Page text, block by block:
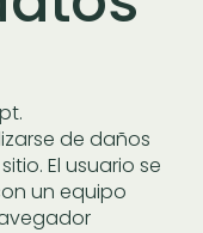
de daños
El usuario se
un equipo